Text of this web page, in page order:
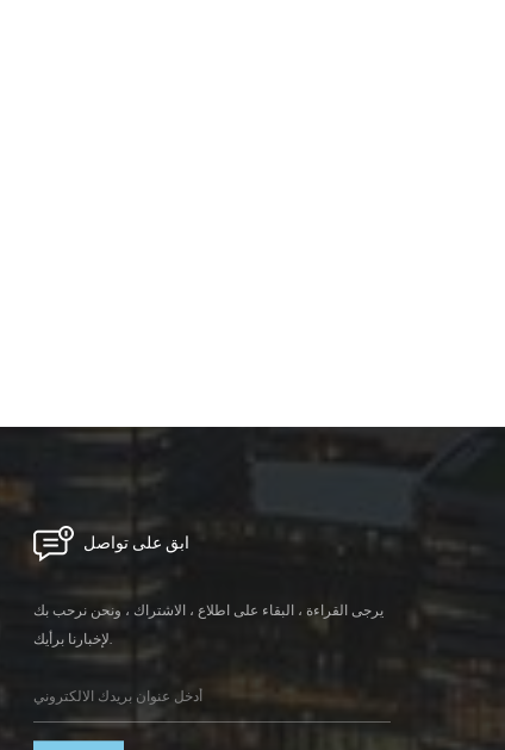
ابق على تواصل
يرجى القراءة ، البقاء على اطلاع ، الاشتراك ، ونحن نرحب بك
لإخبارنا برأيك.